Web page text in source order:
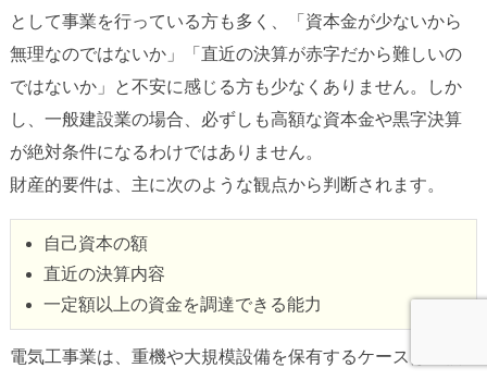
として事業を行っている方も多く、「資本金が少ないから
無理なのではないか」「直近の決算が赤字だから難しいの
ではないか」と不安に感じる方も少なくありません。しか
し、一般建設業の場合、必ずしも高額な資本金や黒字決算
が絶対条件になるわけではありません。
財産的要件は、主に次のような観点から判断されます。
自己資本の額
直近の決算内容
一定額以上の資金を調達できる能力
電気工事業は、重機や大規模設備を保有するケースは比較